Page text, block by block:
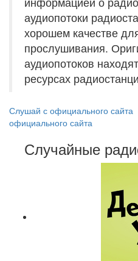
аудиопотоки
хорошем качестве
прослушивания.
аудиопотоков
ресурсах
Слушай с официального сайта
официального сайта
Случайные